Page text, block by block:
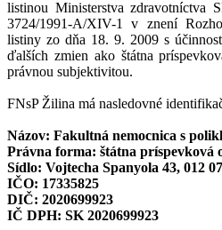
listinou Ministerstva zdravotníctva
3724/1991-A/XIV-1 v znení
listiny zo dňa 18. 9. 2009 s
ďalších zmien ako štátna
právnou subjektivitou.
FNsP Žilina má nasledovné
Názov: Fakultná nemocnica s
Právna forma: štátna príspevková
Sídlo: Vojtecha Spanyola 43, 012
IČO: 17335825
DIČ: 2020699923
IČ DPH: SK 2020699923